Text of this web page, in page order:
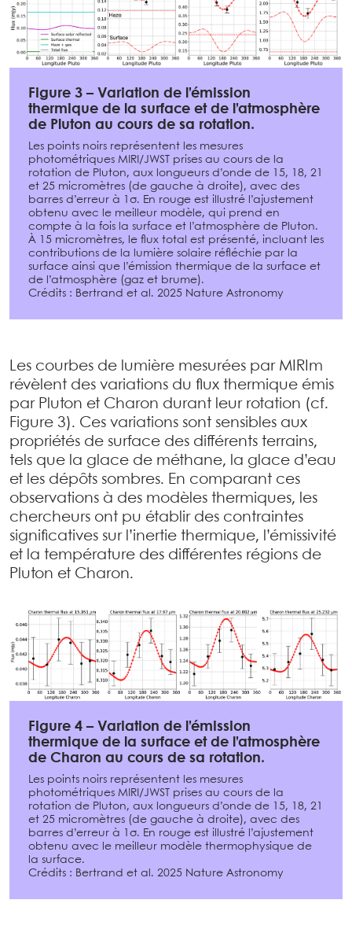
Figure 3 – Variation de l’émission
thermique de la surface et de l’atmosphère
de Pluton au cours de sa rotation.
Les points noirs représentent les mesures
photométriques MIRI/JWST prises au cours de la
rotation de Pluton, aux longueurs d’onde de 15, 18, 21
et 25 micromètres (de gauche à droite), avec des
barres d’erreur à 1σ. En rouge est illustré l’ajustement
obtenu avec le meilleur modèle, qui prend en
compte à la fois la surface et l’atmosphère de Pluton.
À 15 micromètres, le flux total est présenté, incluant les
contributions de la lumière solaire réfléchie par la
surface ainsi que l’émission thermique de la surface et
de l’atmosphère (gaz et brume).
Crédits : Bertrand et al. 2025 Nature Astronomy
Les courbes de lumière mesurées par MIRIm
révèlent des variations du flux thermique émis
par Pluton et Charon durant leur rotation (cf.
Figure 3). Ces variations sont sensibles aux
propriétés de surface des différents terrains,
tels que la glace de méthane, la glace d’eau
et les dépôts sombres. En comparant ces
observations à des modèles thermiques, les
chercheurs ont pu établir des contraintes
significatives sur l’inertie thermique, l’émissivité
et la température des différentes régions de
Pluton et Charon.
Figure 4 – Variation de l’émission
thermique de la surface et de l’atmosphère
de Charon au cours de sa rotation.
Les points noirs représentent les mesures
photométriques MIRI/JWST prises au cours de la
rotation de Pluton, aux longueurs d’onde de 15, 18, 21
et 25 micromètres (de gauche à droite), avec des
barres d’erreur à 1σ. En rouge est illustré l’ajustement
obtenu avec le meilleur modèle thermophysique de
la surface.
Crédits : Bertrand et al. 2025 Nature Astronomy